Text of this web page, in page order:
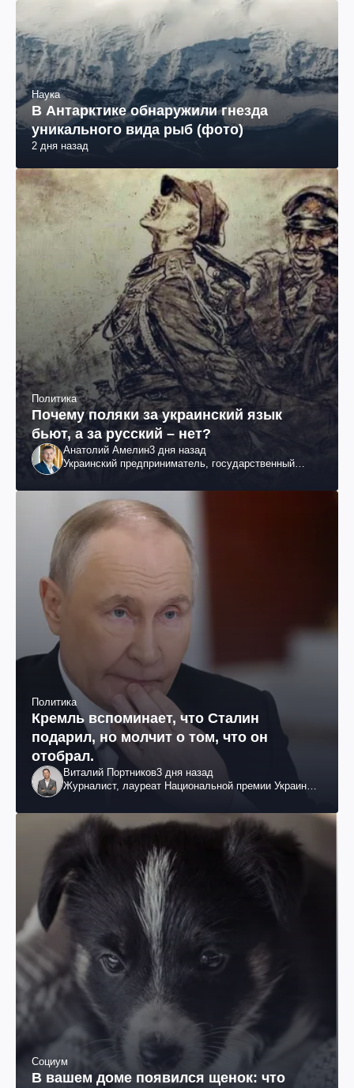
Наука
В Антарктике обнаружили гнезда
уникального вида рыб (фото)
2 дня назад
Политика
Почему поляки за украинский язык
бьют, а за русский – нет?
Анатолий Амелин3 дня назад
Украинский предприниматель, государственный
Политика
Кремль вспоминает, что Сталин
подарил, но молчит о том, что он
отобрал.
Виталий Портников3 дня назад
Журналист, лауреат Национальной премии Украины
Социум
В вашем доме появился щенок: что